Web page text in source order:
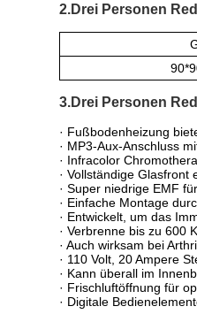
2.Drei Personen
3.Drei Personen
· Fußbodenheizung
· MP3-Aux-Anschluss
· Infracolor
· Vollständige
· Super niedrige EMF
· Einfache Montage
· Entwickelt, um das
· Verbrenne bis zu 600
· Auch wirksam bei
· 110 Volt, 20 Ampere
· Kann überall im
· Frischluftöffnung für
· Digitale